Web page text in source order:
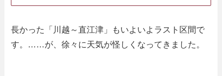
長かった「川越～直江津」もいよいよラスト区間で
す。……が、徐々に天気が怪しくなってきました。